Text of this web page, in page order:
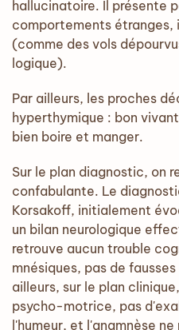
hallucinatoire. Il présente
comportements étranges,
(comme des vols
logique).
Par ailleurs, les proches
hyperthymique : bon
bien boire et manger.
Sur le plan diagnostic, on
confabulante. Le
Korsakoff, initialement
un bilan neurologique
retrouve aucun trouble
mnésiques, pas de
ailleurs, sur le plan
psycho-motrice, pas
l'humeur, et l'anamnèse